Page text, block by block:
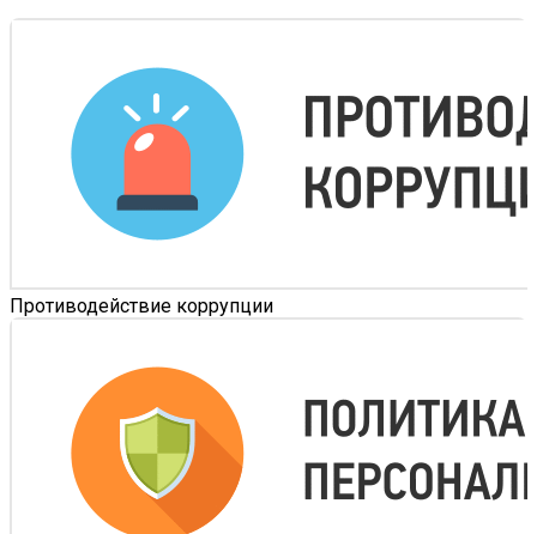
Противодействие коррупции